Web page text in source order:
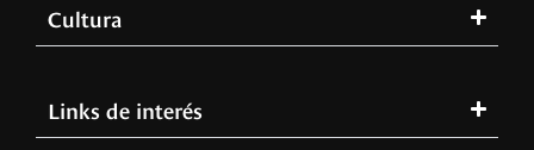
Cultura
Links de interés